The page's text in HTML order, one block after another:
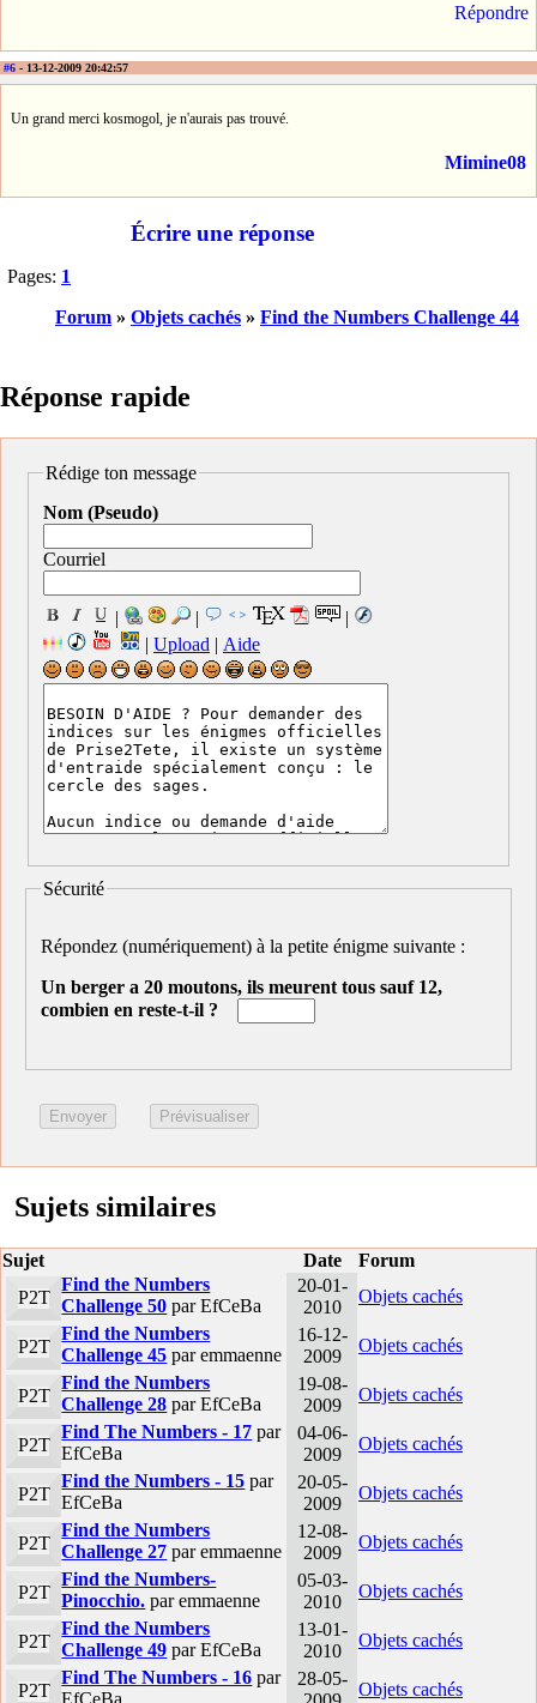
Répondre
#6 - 13-12-2009 20:42:57
Un grand merci kosmogol, je n'aurais pas trouvé.
Mimine08
Écrire une réponse
Pages: 1
Forum » Objets cachés » Find the Numbers Challenge 44
Réponse rapide
Rédige ton message
Nom (Pseudo)
Courriel
| |
|
| Upload | Aide
Sécurité
Répondez (numériquement) à la petite énigme suivante :
Un berger a 20 moutons, ils meurent tous sauf 12,
combien en reste-t-il ?
Sujets similaires
Sujet Date
Forum
P2T
Find the Numbers
Challenge 50 par EfCeBa
20-01-
2010
Objets cachés
P2T
Find the Numbers
Challenge 45 par emmaenne
16-12-
2009
Objets cachés
P2T
Find the Numbers
Challenge 28 par EfCeBa
19-08-
2009
Objets cachés
P2T
Find The Numbers - 17 par
EfCeBa
04-06-
2009
Objets cachés
P2T
Find the Numbers - 15 par
EfCeBa
20-05-
2009
Objets cachés
P2T
Find the Numbers
Challenge 27 par emmaenne
12-08-
2009
Objets cachés
P2T
Find the Numbers-
Pinocchio. par emmaenne
05-03-
2010
Objets cachés
P2T
Find the Numbers
Challenge 49 par EfCeBa
13-01-
2010
Objets cachés
P2T
Find The Numbers - 16 par
EfCeBa
28-05-
Objets cachés